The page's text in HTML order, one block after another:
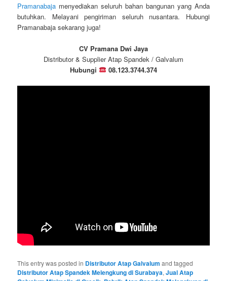
Pramanabaja menyediakan seluruh bahan bangunan yang Anda
butuhkan. Melayani pengiriman seluruh nusantara. Hubungi
Pramanabaja sekarang juga!
CV Pramana Dwi Jaya
Distributor & Supplier Atap Spandek / Galvalum
Hubungi
08.123.3744.374
This entry was posted in Distributor Atap Galvalum and tagged
Distributor Atap Spandek Melengkung di Surabaya,Jual Atap